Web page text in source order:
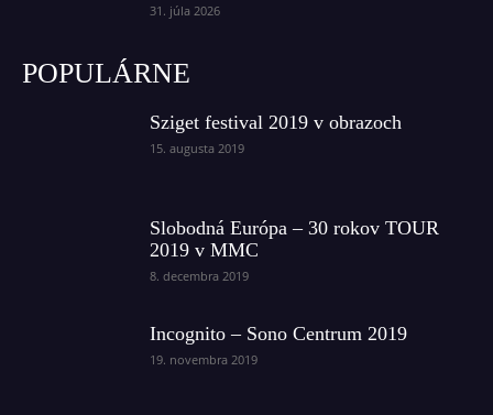
31. júla 2026
POPULÁRNE
Sziget festival 2019 v obrazoch
15. augusta 2019
Slobodná Európa – 30 rokov TOUR
2019 v MMC
8. decembra 2019
Incognito – Sono Centrum 2019
19. novembra 2019